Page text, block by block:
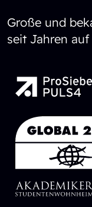
Große und
seit Jahren auf
SVG
SVG
SVG